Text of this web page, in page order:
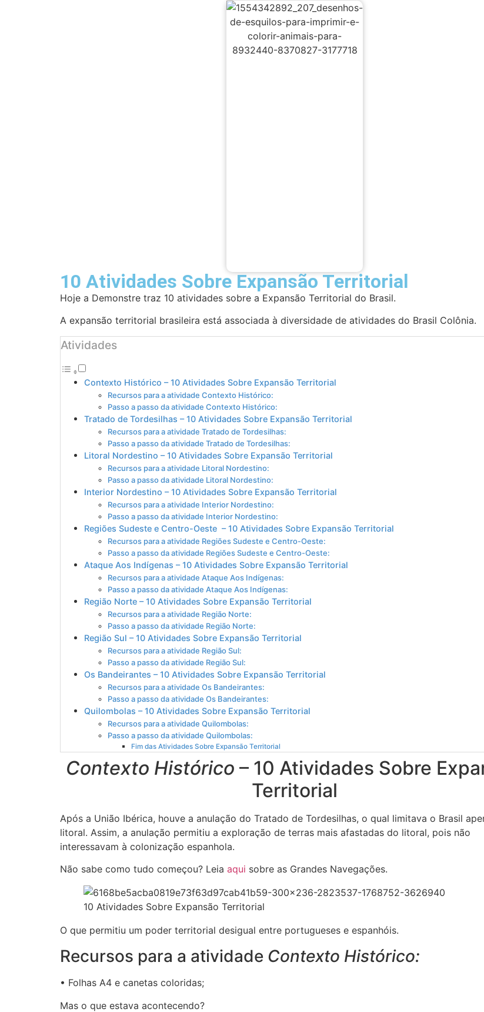
10 Atividades Sobre Expansão Territorial
Hoje a Demonstre traz 10 atividades sobre a Expansão Territorial do Brasil.
A expansão territorial brasileira está associada à diversidade de atividades do Brasil Colônia.
Atividades
Contexto Histórico – 10 Atividades Sobre Expansão Territorial
Recursos para a atividade Contexto Histórico:
Passo a passo da atividade Contexto Histórico:
Tratado de Tordesilhas – 10 Atividades Sobre Expansão Territorial
Recursos para a atividade Tratado de Tordesilhas:
Passo a passo da atividade Tratado de Tordesilhas:
Litoral Nordestino – 10 Atividades Sobre Expansão Territorial
Recursos para a atividade Litoral Nordestino:
Passo a passo da atividade Litoral Nordestino:
Interior Nordestino – 10 Atividades Sobre Expansão Territorial
Recursos para a atividade Interior Nordestino:
Passo a passo da atividade Interior Nordestino:
Regiões Sudeste e Centro-Oeste – 10 Atividades Sobre Expansão Territorial
Recursos para a atividade Regiões Sudeste e Centro-Oeste:
Passo a passo da atividade Regiões Sudeste e Centro-Oeste:
Ataque Aos Indígenas – 10 Atividades Sobre Expansão Territorial
Recursos para a atividade Ataque Aos Indígenas:
Passo a passo da atividade Ataque Aos Indígenas:
Região Norte – 10 Atividades Sobre Expansão Territorial
Recursos para a atividade Região Norte:
Passo a passo da atividade Região Norte:
Região Sul – 10 Atividades Sobre Expansão Territorial
Recursos para a atividade Região Sul:
Passo a passo da atividade Região Sul:
Os Bandeirantes – 10 Atividades Sobre Expansão Territorial
Recursos para a atividade Os Bandeirantes:
Passo a passo da atividade Os Bandeirantes:
Quilombolas – 10 Atividades Sobre Expansão Territorial
Recursos para a atividade Quilombolas:
Passo a passo da atividade Quilombolas:
Fim das Atividades Sobre Expansão Territorial
Contexto Histórico – 10 Atividades Sobre
Territorial
Após a União Ibérica, houve a anulação do Tratado de Tordesilhas, o qual limitava o Brasil
litoral. Assim, a anulação permitiu a exploração de terras mais afastadas do litoral, pois não
interessavam à colonização espanhola.
Não sabe como tudo começou? Leia aqui sobre as Grandes Navegações.
10 Atividades Sobre Expansão Territorial
O que permitiu um poder territorial desigual entre portugueses e espanhóis.
Recursos para a atividade Contexto Histórico:
• Folhas A4 e canetas coloridas;
Mas o que estava acontecendo?